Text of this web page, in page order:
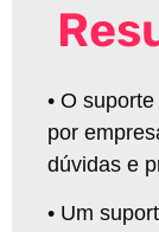
• O
por
dúvidas e
• Um